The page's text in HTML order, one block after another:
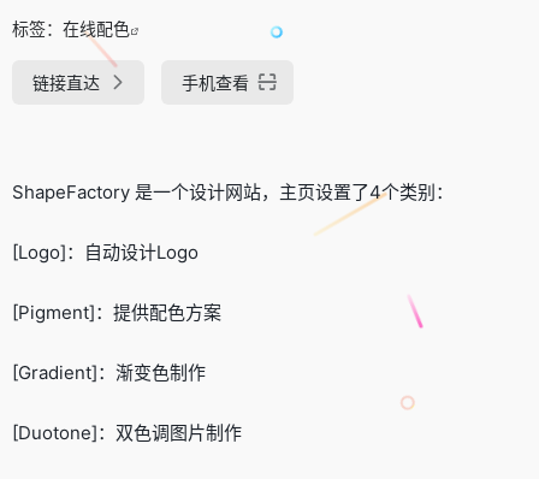
标签： 在线配色
链接直达 手机查看
ShapeFactory 是一个设计网站，主页设置了4个类别：
[Logo]：自动设计Logo
[Pigment]：提供配色方案
[Gradient]：渐变色制作
[Duotone]：双色调图片制作